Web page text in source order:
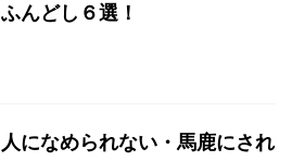
ふんどし６選！
人になめられない・馬鹿にされ